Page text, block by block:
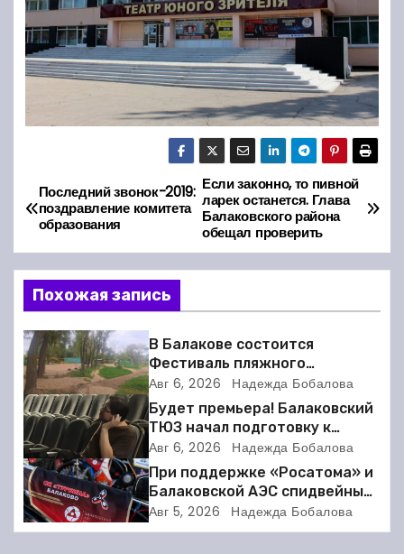
Н
а
в
и
г
а
ц
и
я
п
Если законно, то пивной
ларек останется. Глава
Балаковского района
обещал проверить
Последний звонок-2019:
поздравление комитета
образования
Похожая запись
В Балакове состоится
Фестиваль пляжного
волейбола
Авг 6, 2026 Надежда Бобалова
Будет премьера! Балаковский
ТЮЗ начал подготовку к
новому театральному сезону
Авг 6, 2026 Надежда Бобалова
При поддержке «Росатома» и
Балаковской АЭС спидвейный
клуб «Турбина» обновил
материально-техническую
Авг 5, 2026 Надежда Бобалова